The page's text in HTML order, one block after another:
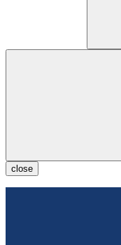
close